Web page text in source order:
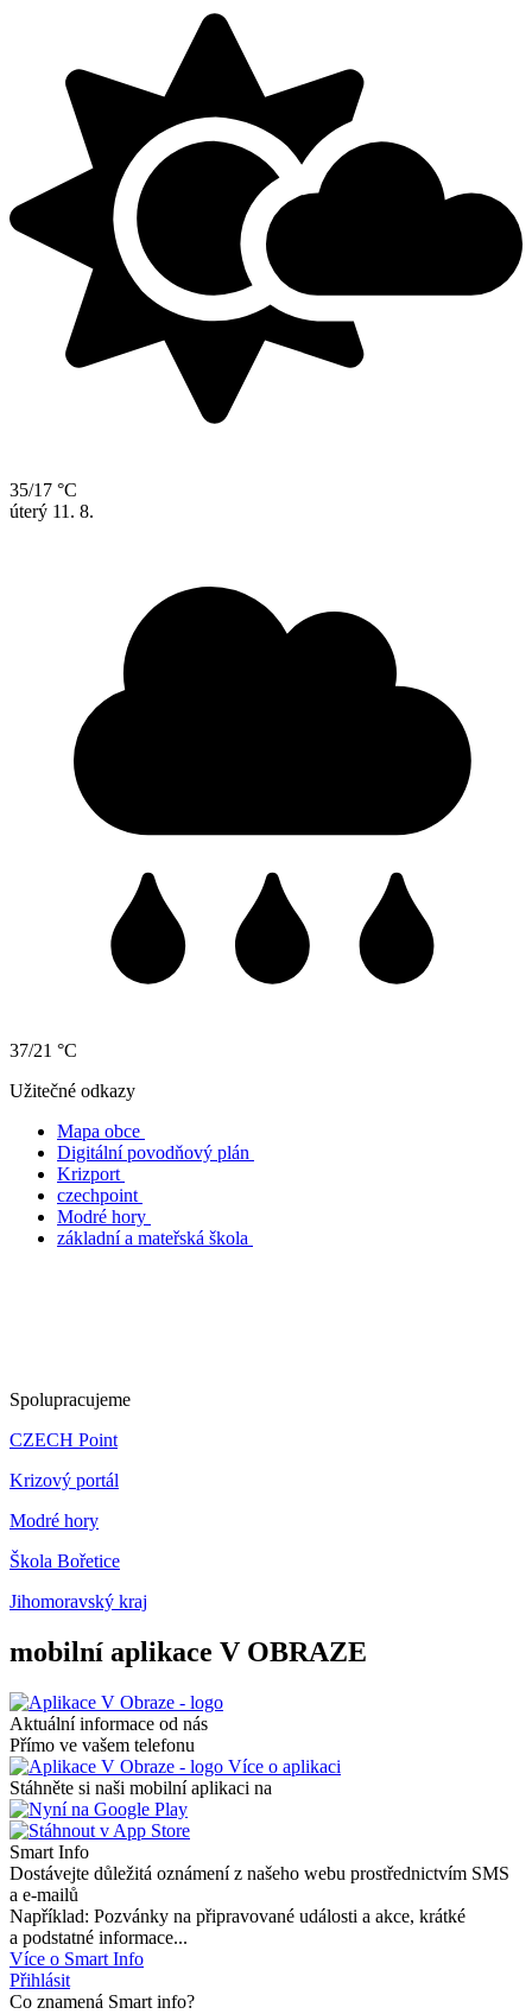
35/17 °C
úterý 11. 8.
37/21 °C
Užitečné odkazy
Mapa obce
Digitální povodňový plán
Krizport
czechpoint
Modré hory
základní a mateřská škola
Spolupracujeme
CZECH Point
Krizový portál
Modré hory
Škola Bořetice
Jihomoravský kraj
mobilní aplikace V OBRAZE
Aktuální informace od nás
Přímo ve vašem telefonu
Více o aplikaci
Stáhněte si naši mobilní aplikaci na
Smart Info
Dostávejte důležitá oznámení z našeho webu prostřednictvím SMS
a e-mailů
Například: Pozvánky na připravované události a akce, krátké
a podstatné informace...
Více o Smart Info
Přihlásit
Co znamená Smart info?